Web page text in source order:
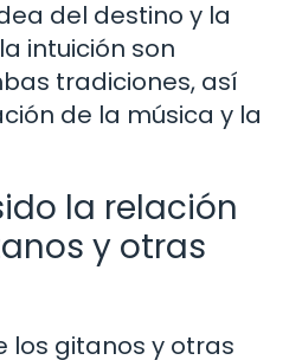
del destino y la
intuición son
tradiciones, así
de la música y la
la relación
y otras
los gitanos y otras